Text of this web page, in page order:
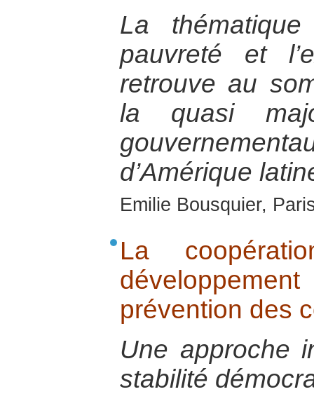
La
pauvreté et
retrouve au
la quasi
d’Amérique
Emilie Bousquier,
La
prévention des
Une approche
stabilité